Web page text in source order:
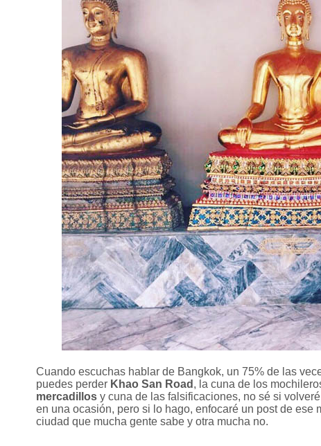
Cuando escuchas hablar de Bangkok, un 75% de las
puedes perder Khao San Road , la cuna de los
mercadillos y cuna de las falsificaciones, no sé si
en una ocasión, pero si lo hago, enfocaré un post de
ciudad que mucha gente sabe y otra mucha no.